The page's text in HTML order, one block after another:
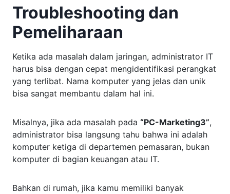
Troubleshooting dan
Pemeliharaan
Ketika ada masalah dalam jaringan, administrator IT
harus bisa dengan cepat mengidentifikasi perangkat
yang terlibat. Nama komputer yang jelas dan unik
bisa sangat membantu dalam hal ini.
Misalnya, jika ada masalah pada “PC-Marketing3”,
administrator bisa langsung tahu bahwa ini adalah
komputer ketiga di departemen pemasaran, bukan
komputer di bagian keuangan atau IT.
Bahkan di rumah, jika kamu memiliki banyak